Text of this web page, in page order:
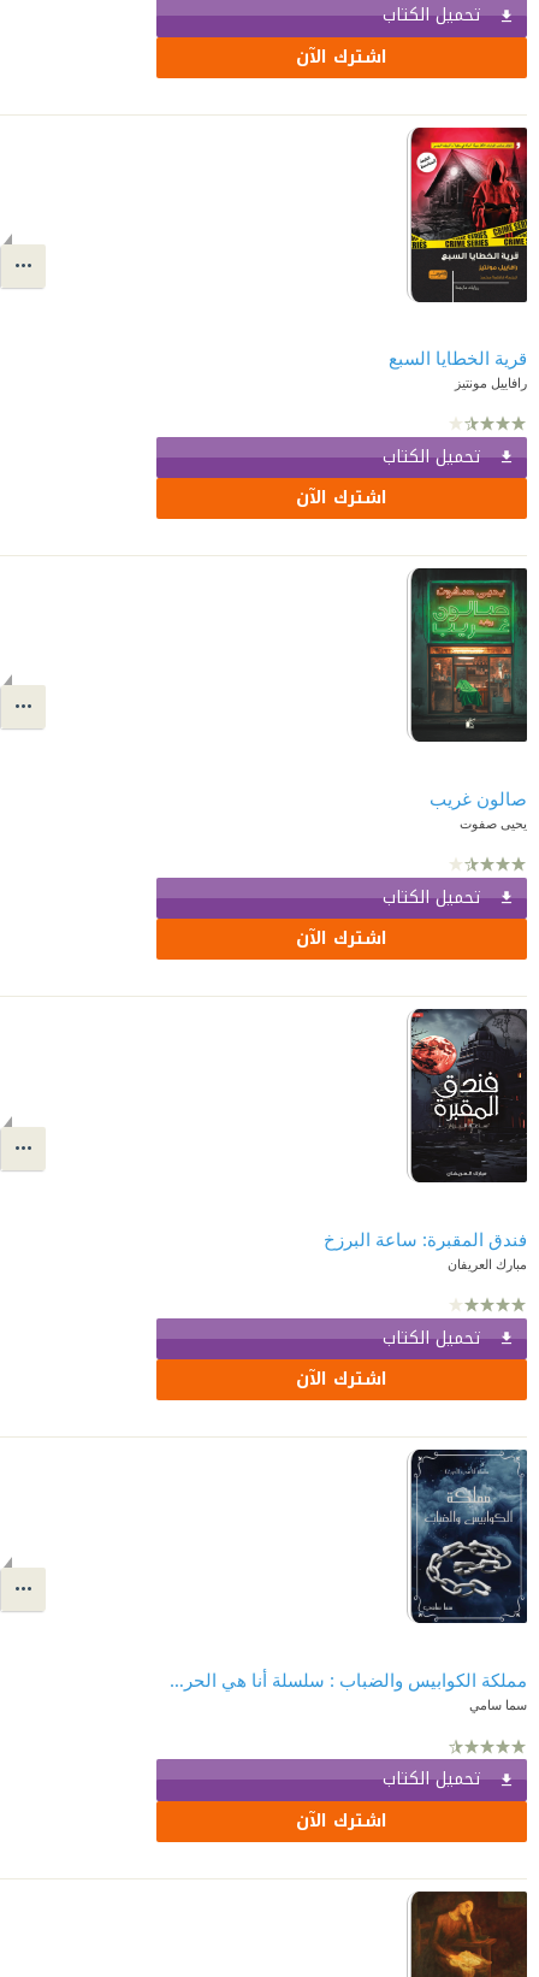
تحميل الكتاب
اشترك الآن
قرية الخطايا السبع
رافاييل مونتيز
تحميل الكتاب
اشترك الآن
صالون غريب
يحيى صفوت
تحميل الكتاب
اشترك الآن
فندق المقبرة: ساعة البرزخ
مبارك العريفان
تحميل الكتاب
اشترك الآن
مملكة الكوابيس والضباب : سلسلة أنا هي الحرب (2)
سما سامي
تحميل الكتاب
اشترك الآن